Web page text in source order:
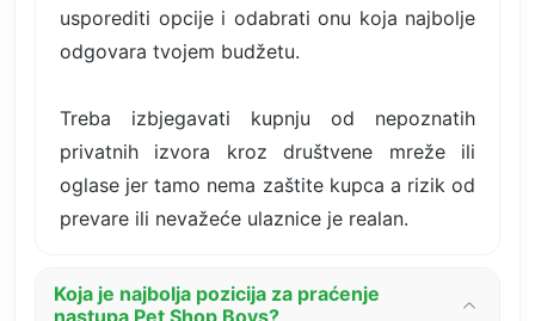
usporediti opcije i odabrati onu koja najbolje
odgovara tvojem budžetu.
Treba izbjegavati kupnju od nepoznatih
privatnih izvora kroz društvene mreže ili
oglase jer tamo nema zaštite kupca a rizik od
prevare ili nevažeće ulaznice je realan.
Koja je najbolja pozicija za praćenje